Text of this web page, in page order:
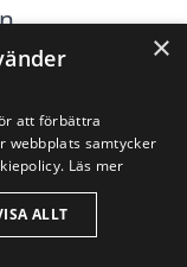
för
×
att förbättra
webbplats samtycker
Läs mer
ALLT